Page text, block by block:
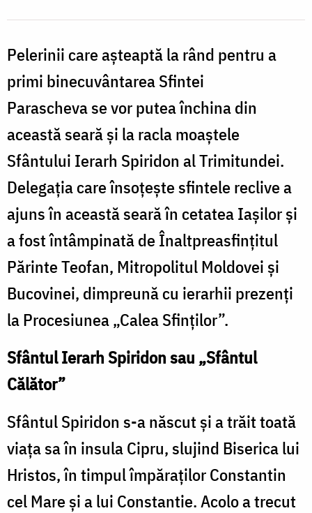
Pelerinii care așteaptă la rând pentru a
primi binecuvântarea Sfintei
Parascheva se vor putea închina din
această seară și la racla moaștele
Sfântului Ierarh Spiridon al Trimitundei.
Delegația care însoțește sfintele reclive a
ajuns în această seară în cetatea Iașilor și
a fost întâmpinată de Înaltpreasfințitul
Părinte Teofan, Mitropolitul Moldovei și
Bucovinei, dimpreună cu ierarhii prezenți
la Procesiunea „Calea Sfinților”.
Sfântul Ierarh Spiridon sau „Sfântul
Călător”
Sfântul Spiridon s-a născut şi a trăit toată
viaţa sa în insula Cipru, slujind Biserica lui
Hristos, în timpul împăraților Constantin
cel Mare și a lui Constantie. Acolo a trecut